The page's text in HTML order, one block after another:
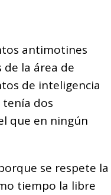
antimotines
la área de
de inteligencia
tenía dos
que en ningún
se respete la
tiempo la libre